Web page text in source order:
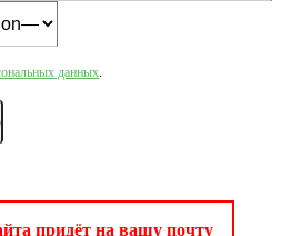
данных.
придёт на вашу почту